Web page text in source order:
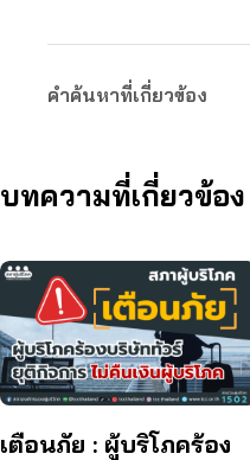
คำค้นหาที่เกี่ยวข้อง
บทความที่เกี่ยวข้อง
เตือนภัย : ผู้บริโภคร้อง